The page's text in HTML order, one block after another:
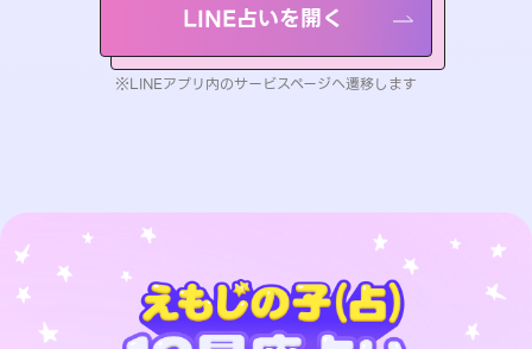
LINE占いを開く
※LINEアプリ内のサービスページへ遷移します